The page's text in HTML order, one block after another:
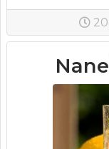
Şerbeti
Naneli
Şerbeti
20